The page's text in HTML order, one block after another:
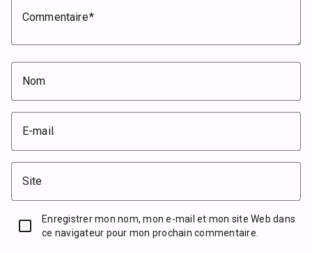
Commentaire
Nom
E-mail
Site
Enregistrer mon nom, mon e-mail et mon site Web dans
ce navigateur pour mon prochain commentaire.